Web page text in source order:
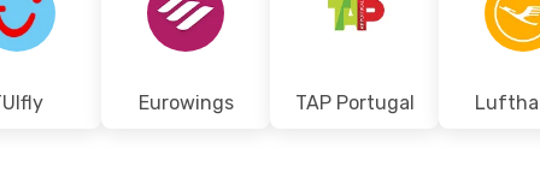
Eurowings TAP Portugal